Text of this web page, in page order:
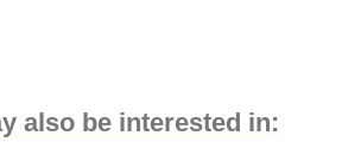
also be interested in: